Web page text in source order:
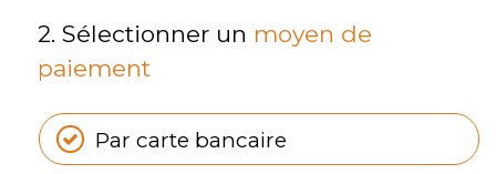
2. Sélectionner un moyen de
paiement
Par carte bancaire